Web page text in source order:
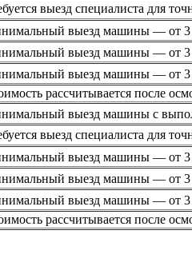
выезд специалиста для
выезд машины — от 3
выезд машины — от 3
выезд машины — от 3
рассчитывается после
выезд машины с
выезд специалиста для
выезд машины — от 3
выезд машины — от 3
выезд машины — от 3
рассчитывается после